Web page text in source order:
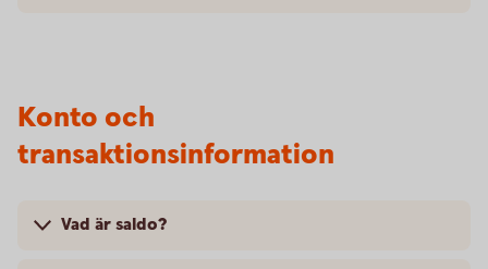
Konto och
transaktionsinformation
Vad är saldo?